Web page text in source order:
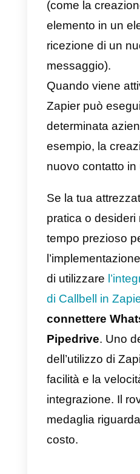
Queste
grazie alla
contatti.
Con questo
esempio,
WhatsApp
con la
Pipedrive
(e